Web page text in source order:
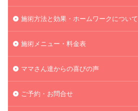
施術方法と効果・ホームワークについて
施術メニュー・料金表
ママさん達からの喜びの声
ご予約・お問合せ